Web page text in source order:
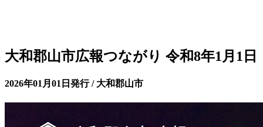
大和郡山市広報つながり 令和8年1月1日
2026年01月01日発行 / 大和郡山市